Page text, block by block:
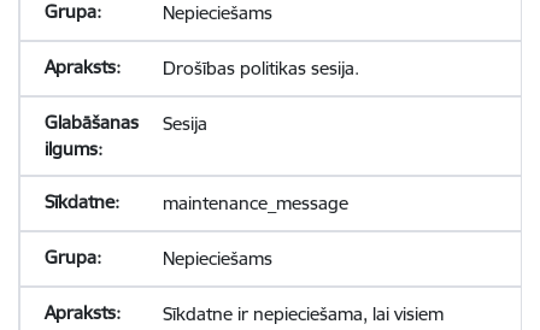
Nepieciešams
Drošības politikas sesija.
Sesija
maintenance_message
Nepieciešams
Sīkdatne ir nepieciešama, lai visiem